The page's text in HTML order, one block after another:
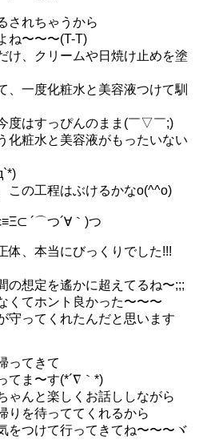
されちゃうから
ね〜〜〜(T-T)
け、クリームや日焼け止めを塗
、一度化粧水と美容液つけて馴
度はすっぴんのまま(￣▽￣;)
化粧水と美容液がもったいない
この工程はぶけるかなo(^^o)
´⌒つ´∀｀)つ
体、本当にびっくりでした!!!
の想定を遙かに超えてるね〜;;;
くてホント良かった〜〜〜
守ってくれたんだと思います
ってきて
てま〜す(*´∇｀*)
ゃんと楽しくお話ししながら
りを待っててくれるから
をつけて行ってきてね〜〜〜ヾ